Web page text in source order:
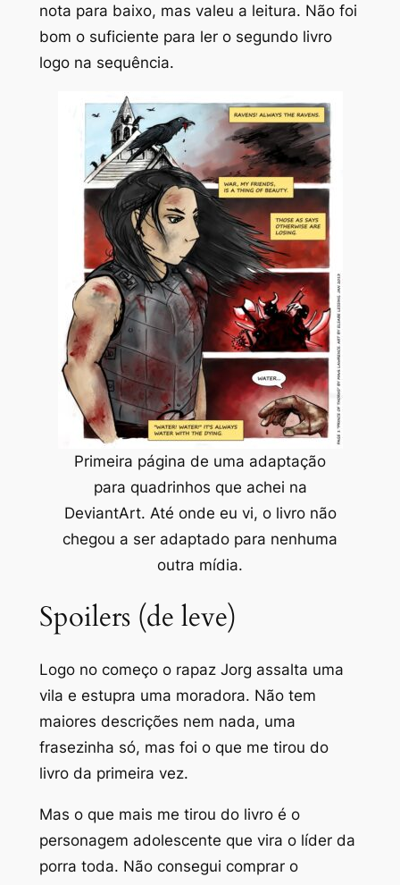
nota para baixo, mas valeu a leitura. Não foi
bom o suficiente para ler o segundo livro
logo na sequência.
Primeira página de uma adaptação
para quadrinhos que achei na
DeviantArt. Até onde eu vi, o livro não
chegou a ser adaptado para nenhuma
outra mídia.
Spoilers (de leve)
Logo no começo o rapaz Jorg assalta uma
vila e estupra uma moradora. Não tem
maiores descrições nem nada, uma
frasezinha só, mas foi o que me tirou do
livro da primeira vez.
Mas o que mais me tirou do livro é o
personagem adolescente que vira o líder da
porra toda. Não consegui comprar o